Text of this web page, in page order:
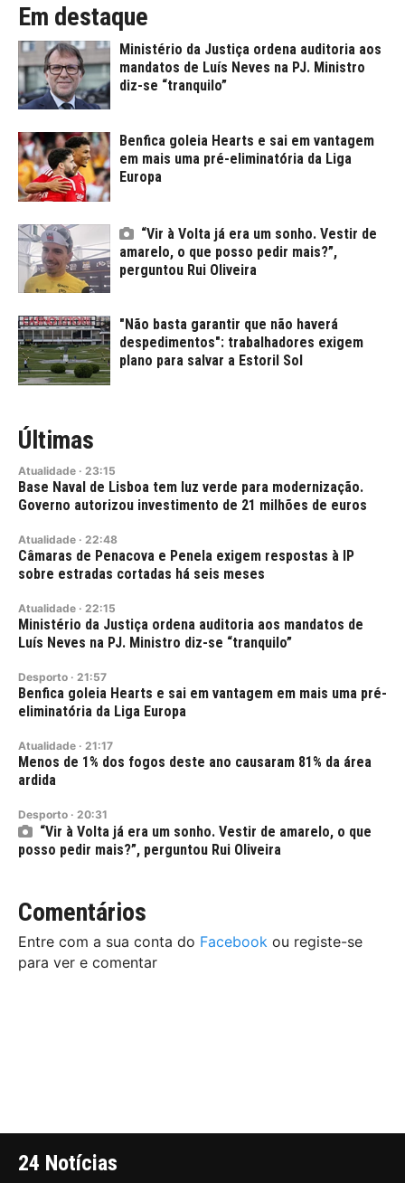
Em destaque
Ministério da Justiça ordena auditoria aos
mandatos de Luís Neves na PJ. Ministro
diz-se “tranquilo”
Benfica goleia Hearts e sai em vantagem
em mais uma pré-eliminatória da Liga
Europa
“Vir à Volta já era um sonho. Vestir de
amarelo, o que posso pedir mais?”,
perguntou Rui Oliveira
"Não basta garantir que não haverá
despedimentos": trabalhadores exigem
plano para salvar a Estoril Sol
Últimas
Atualidade · 23:15
Base Naval de Lisboa tem luz verde para modernização.
Governo autorizou investimento de 21 milhões de euros
Atualidade · 22:48
Câmaras de Penacova e Penela exigem respostas à IP
sobre estradas cortadas há seis meses
Atualidade · 22:15
Ministério da Justiça ordena auditoria aos mandatos de
Luís Neves na PJ. Ministro diz-se “tranquilo”
Desporto · 21:57
Benfica goleia Hearts e sai em vantagem em mais uma pré-
eliminatória da Liga Europa
Atualidade · 21:17
Menos de 1% dos fogos deste ano causaram 81% da área
ardida
Desporto · 20:31
“Vir à Volta já era um sonho. Vestir de amarelo, o que
posso pedir mais?”, perguntou Rui Oliveira
Comentários
Entre com a sua conta do Facebook ou registe-se
para ver e comentar
24 Notícias